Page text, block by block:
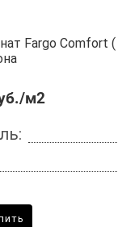
Fargo Comfort
м2